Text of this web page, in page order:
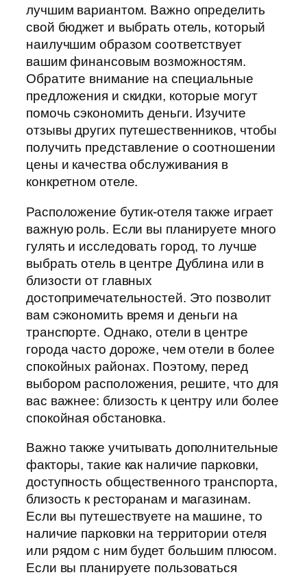
лучшим вариантом. Важно определить
свой бюджет и выбрать отель, который
наилучшим образом соответствует
вашим финансовым возможностям.
Обратите внимание на специальные
предложения и скидки, которые могут
помочь сэкономить деньги. Изучите
отзывы других путешественников, чтобы
получить представление о соотношении
цены и качества обслуживания в
конкретном отеле.
Расположение бутик-отеля также играет
важную роль. Если вы планируете много
гулять и исследовать город, то лучше
выбрать отель в центре Дублина или в
близости от главных
достопримечательностей. Это позволит
вам сэкономить время и деньги на
транспорте. Однако, отели в центре
города часто дороже, чем отели в более
спокойных районах. Поэтому, перед
выбором расположения, решите, что для
вас важнее: близость к центру или более
спокойная обстановка.
Важно также учитывать дополнительные
факторы, такие как наличие парковки,
доступность общественного транспорта,
близость к ресторанам и магазинам.
Если вы путешествуете на машине, то
наличие парковки на территории отеля
или рядом с ним будет большим плюсом.
Если вы планируете пользоваться